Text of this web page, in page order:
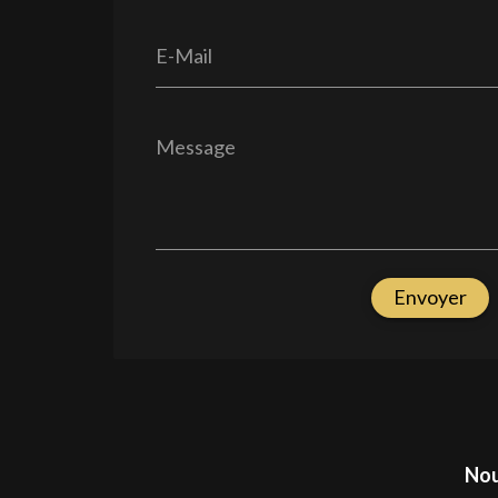
E-Mail
Message
Envoyer